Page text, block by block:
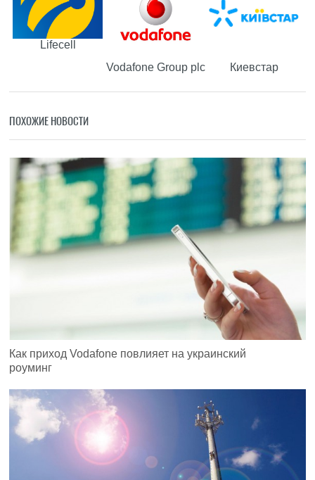
Lifecell
Vodafone Group plc
Киевстар
ПОХОЖИЕ НОВОСТИ
Как приход Vodafone повлияет на украинский
роуминг